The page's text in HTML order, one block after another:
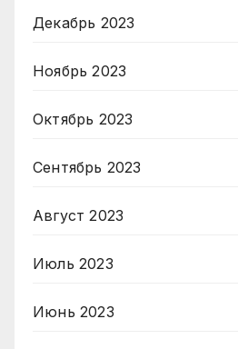
Декабрь 2023
Ноябрь 2023
Октябрь 2023
Сентябрь 2023
Август 2023
Июль 2023
Июнь 2023